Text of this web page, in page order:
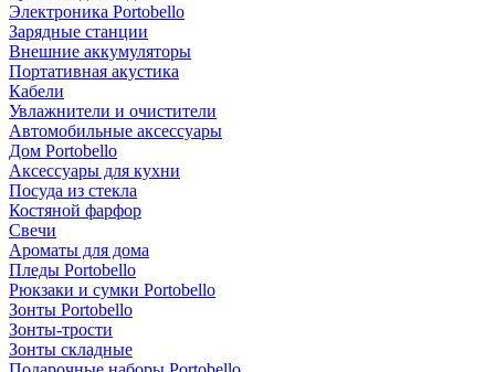
Электроника Portobello
Зарядные станции
Внешние аккумуляторы
Портативная акустика
Кабели
Увлажнители и очистители
Автомобильные аксессуары
Дом Portobello
Аксессуары для кухни
Посуда из стекла
Костяной фарфор
Свечи
Ароматы для дома
Пледы Portobello
Рюкзаки и сумки Portobello
Зонты Portobello
Зонты-трости
Зонты складные